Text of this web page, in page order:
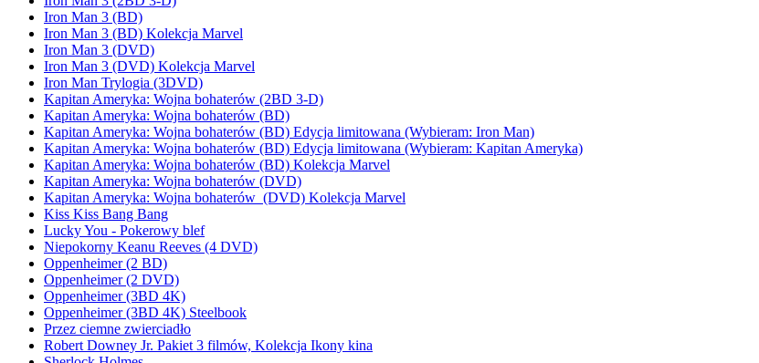
Iron Man 3 (BD)
Iron Man 3 (BD) Kolekcja Marvel
Iron Man 3 (DVD)
Iron Man 3 (DVD) Kolekcja Marvel
Iron Man Trylogia (3DVD)
Kapitan Ameryka: Wojna bohaterów (2BD 3-D)
Kapitan Ameryka: Wojna bohaterów (BD)
Kapitan Ameryka: Wojna bohaterów (BD) Edycja limitowana (Wybieram: Iron Man)
Kapitan Ameryka: Wojna bohaterów (BD) Edycja limitowana (Wybieram: Kapitan Ameryka)
Kapitan Ameryka: Wojna bohaterów (BD) Kolekcja Marvel
Kapitan Ameryka: Wojna bohaterów (DVD)
Kapitan Ameryka: Wojna bohaterów (DVD) Kolekcja Marvel
Kiss Kiss Bang Bang
Lucky You - Pokerowy blef
Niepokorny Keanu Reeves (4 DVD)
Oppenheimer (2 BD)
Oppenheimer (2 DVD)
Oppenheimer (3BD 4K)
Oppenheimer (3BD 4K) Steelbook
Przez ciemne zwierciadło
Robert Downey Jr. Pakiet 3 filmów, Kolekcja Ikony kina